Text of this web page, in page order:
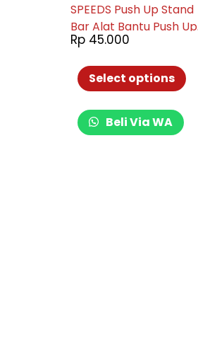
SPEEDS Push Up Stand
Bar Alat Bantu Push Up
Bar Olahraga Fitness
069-2
Rp 45.000
Select options
Beli Via WA